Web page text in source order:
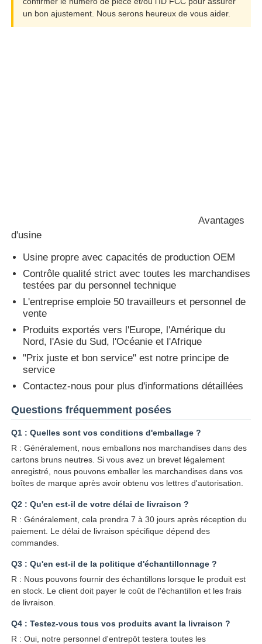
Clés automatiques
voiture Key Shell
Blade de clé de voiture
Fraise à chanfreiner simple
programmeur de clé de voiture
Machine de serrurerie
Clé intelligente KEYDIY
un bon ajustement. Nous serons heureux de vous aider.
Avantages
d'usine
Usine propre avec capacités de production OEM
Contrôle qualité strict avec toutes les marchandises
testées par du personnel technique
L'entreprise emploie 50 travailleurs et personnel de
vente
Produits exportés vers l'Europe, l'Amérique du
Nord, l'Asie du Sud, l'Océanie et l'Afrique
"Prix juste et bon service" est notre principe de
service
Contactez-nous pour plus d'informations détaillées
Questions fréquemment posées
Q1 : Quelles sont vos conditions d'emballage ?
R : Généralement, nous emballons nos marchandises dans des
cartons bruns neutres. Si vous avez un brevet légalement
enregistré, nous pouvons emballer les marchandises dans vos
boîtes de marque après avoir obtenu vos lettres d'autorisation.
Q2 : Qu'en est-il de votre délai de livraison ?
R : Généralement, cela prendra 7 à 30 jours après réception du
paiement. Le délai de livraison spécifique dépend des
commandes.
Q3 : Qu'en est-il de la politique d'échantillonnage ?
R : Nous pouvons fournir des échantillons lorsque le produit est
en stock. Le client doit payer le coût de l'échantillon et les frais
de livraison.
Q4 : Testez-vous tous vos produits avant la livraison ?
R : Oui, notre personnel d'entrepôt testera toutes les